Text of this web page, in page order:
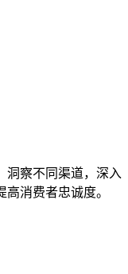
洞察不同渠道，深入
消费者忠诚度。